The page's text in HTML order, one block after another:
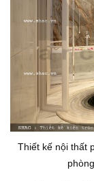
Thiết kế nội thất